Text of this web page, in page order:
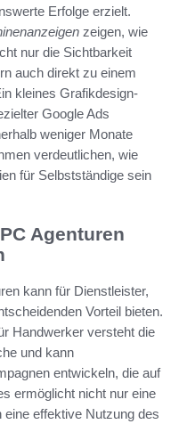
Erfolge erzielt.
zeigen, wie
nur die Sichtbarkeit
auch direkt zu einem
kleines Grafikdesign-
Google Ads
weniger Monate
verdeutlichen, wie
für Selbstständige sein
Agenturen
kann für Dienstleister,
Vorteil bieten.
Handwerker versteht die
und kann
entwickeln, die auf
ermöglicht nicht nur eine
effektive Nutzung des